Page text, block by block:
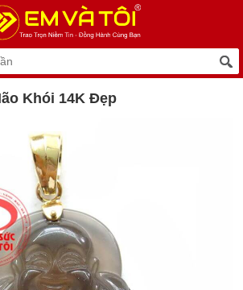
Khói 14K Đẹp